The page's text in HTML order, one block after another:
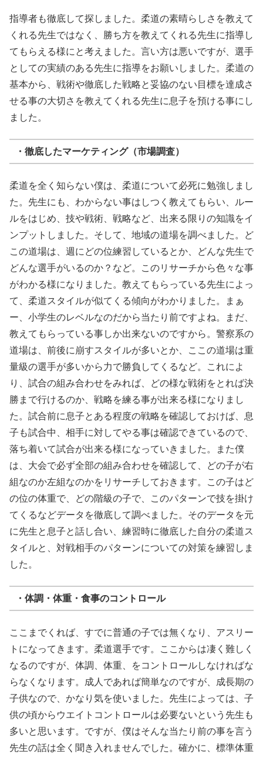
指導者も徹底して探しました。柔道の素晴らしさを教えて
くれる先生ではなく、勝ち方を教えてくれる先生に指導し
てもらえる様にと考えました。言い方は悪いですが、選手
としての実績のある先生に指導をお願いしました。柔道の
基本から、戦術や徹底した戦略と妥協のない目標を達成さ
せる事の大切さを教えてくれる先生に息子を預ける事にし
ました。
・徹底したマーケティング（市場調査）
柔道を全く知らない僕は、柔道について必死に勉強しまし
た。先生にも、わからない事はしつく教えてもらい、ルー
ルをはじめ、技や戦術、戦略など、出来る限りの知識をイ
ンプットしました。そして、地域の道場を調べました。ど
この道場は、週にどの位練習しているとか、どんな先生で
どんな選手がいるのか？など。このリサーチから色々な事
がわかる様になりました。教えてもらっている先生によっ
て、柔道スタイルが似てくる傾向がわかりました。まぁ
ー、小学生のレベルなのだから当たり前ですよね。まだ、
教えてもらっている事しか出来ないのですから。警察系の
道場は、前後に崩すスタイルが多いとか、ここの道場は重
量級の選手が多いから力で勝負してくるなど。これによ
り、試合の組み合わせをみれば、どの様な戦術をとれば決
勝まで行けるのか、戦略を練る事が出来る様になりまし
た。試合前に息子とある程度の戦略を確認しておけば、息
子も試合中、相手に対してやる事は確認できているので、
落ち着いて試合が出来る様になっていきました。また僕
は、大会で必ず全部の組み合わせを確認して、どの子が右
組なのか左組なのかをリサーチしておきます。この子はど
の位の体重で、どの階級の子で、このパターンで技を掛け
てくるなどデータを徹底して調べました。そのデータを元
に先生と息子と話し合い、練習時に徹底した自分の柔道ス
タイルと、対戦相手のパターンについての対策を練習しま
した。
・体調・体重・食事のコントロール
ここまでくれば、すでに普通の子では無くなり、アスリー
トになってきます。柔道選手です。ここからは凄く難しく
なるのですが、体調、体重、をコントロールしなければな
らなくなります。成人であれば簡単なのですが、成長期の
子供なので、かなり気を使いました。先生によっては、子
供の頃からウエイトコントロールは必要ないという先生も
多いと思います。ですが、僕はそんな当たり前の事を言う
先生の話は全く聞き入れませんでした。確かに、標準体重